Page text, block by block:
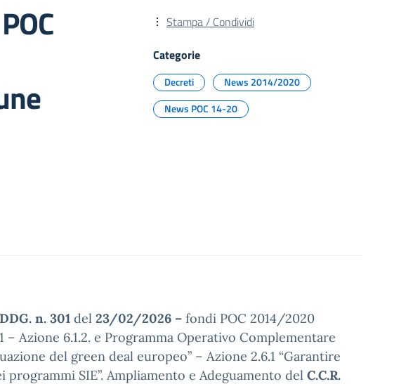
Stampa / Condividi
Categorie
Decreti
News 2014/2020
News POC 14-20
DDG. n. 301 del 23/02/2026 – fondi POC 2014/2020
Azione 6.1.2. e Programma Operativo Complementare
del green deal europeo” – Azione 2.6.1 “Garantire
SIE”. Ampliamento e Adeguamento del C.C.R.